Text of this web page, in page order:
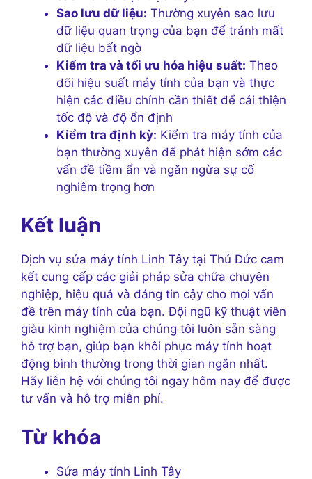
Sao lưu dữ liệu: Thường xuyên sao lưu
dữ liệu quan trọng của bạn để tránh mất
dữ liệu bất ngờ
Kiểm tra và tối ưu hóa hiệu suất: Theo
dõi hiệu suất máy tính của bạn và thực
hiện các điều chỉnh cần thiết để cải thiện
tốc độ và độ ổn định
Kiểm tra định kỳ: Kiểm tra máy tính của
bạn thường xuyên để phát hiện sớm các
vấn đề tiềm ẩn và ngăn ngừa sự cố
nghiêm trọng hơn
Kết luận
Dịch vụ sửa máy tính Linh Tây tại Thủ Đức cam
kết cung cấp các giải pháp sửa chữa chuyên
nghiệp, hiệu quả và đáng tin cậy cho mọi vấn
đề trên máy tính của bạn. Đội ngũ kỹ thuật viên
giàu kinh nghiệm của chúng tôi luôn sẵn sàng
hỗ trợ bạn, giúp bạn khôi phục máy tính hoạt
động bình thường trong thời gian ngắn nhất.
Hãy liên hệ với chúng tôi ngay hôm nay để được
tư vấn và hỗ trợ miễn phí.
Từ khóa
Sửa máy tính Linh Tây